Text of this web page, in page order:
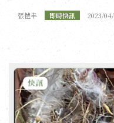
張愷丰 即時快訊 2023/